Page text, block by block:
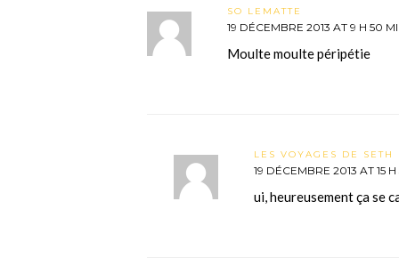
SO LEMATTE
19 DÉCEMBRE 2013 AT 9 H 50
Moulte moulte péripétie
LES VOYAGES DE SETH
19 DÉCEMBRE 2013 AT 15
ui, heureusement ça se